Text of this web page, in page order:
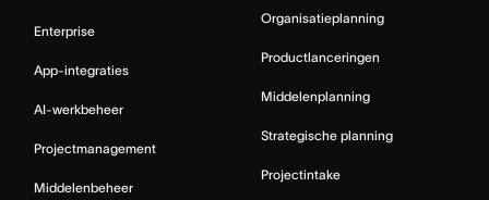
Enterprise
App-integraties
AI-werkbeheer
Projectmanagement
Middelenbeheer
Organisatieplanning
Productlanceringen
Middelenplanning
Strategische planning
Projectintake